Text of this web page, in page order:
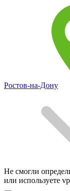
Ростов-на-Дону
Не смогли
или используете